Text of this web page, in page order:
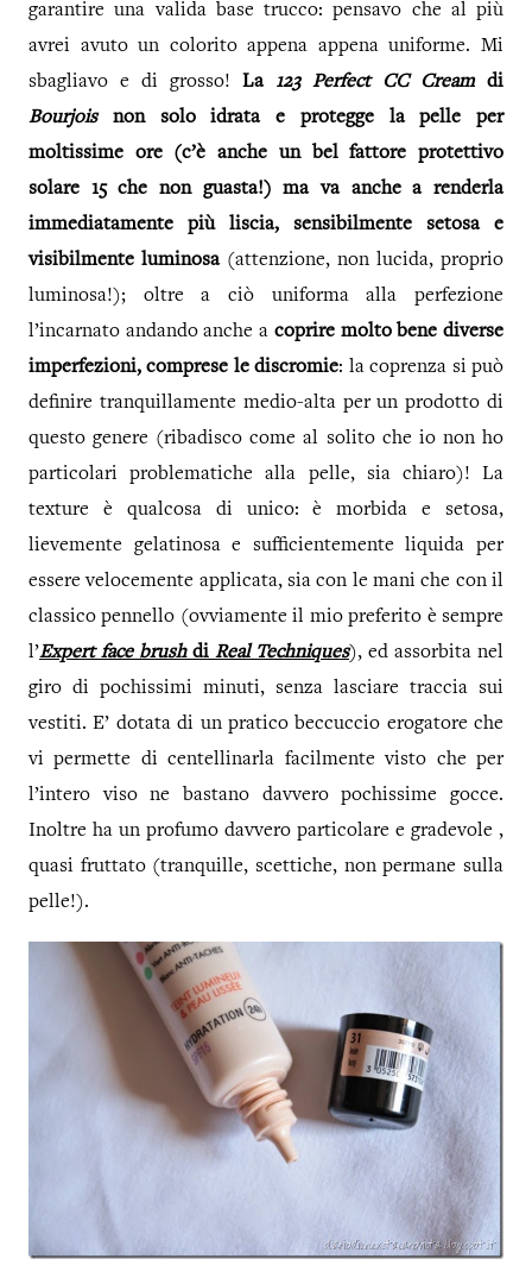
garantire una valida base trucco: pensavo che al più
avrei avuto un colorito appena appena uniforme. Mi
sbagliavo e di grosso! La 123 Perfect CC Creamdi
Bourjoisnon solo idrata e protegge la pelle per
moltissime ore (c’è anche un bel fattore protettivo
solare 15 che non guasta!) ma va anche a renderla
immediatamente più liscia, sensibilmente setosa e
visibilmente luminosa(attenzione, non lucida, proprio
luminosa!); oltre a ciò uniforma alla perfezione
l’incarnato andando anche a coprire molto bene diverse
imperfezioni, comprese le discromie: la coprenza si può
definire tranquillamente medio-alta per un prodotto di
questo genere (ribadisco come al solito che io non ho
particolari problematiche alla pelle, sia chiaro)! La
texture è qualcosa di unico: è morbida e setosa,
lievemente gelatinosa e sufficientemente liquida per
essere velocemente applicata, sia con le mani che con il
classico pennello (ovviamente il mio preferito è sempre
l’Expert face brushdi Real Techniques), ed assorbita nel
giro di pochissimi minuti, senza lasciare traccia sui
vestiti. E’ dotata di un pratico beccuccio erogatore che
vi permette di centellinarla facilmente visto che per
l’intero viso ne bastano davvero pochissime gocce.
Inoltre ha un profumo davvero particolare e gradevole ,
quasi fruttato (tranquille, scettiche, non permane sulla
pelle!).